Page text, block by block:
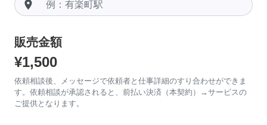
room
販売金額
¥1,500
依頼相談後、メッセージで依頼者と仕事詳細のすり合わせができま
す。依頼相談が承認されると、前払い決済（本契約）→サービスの
ご提供となります。